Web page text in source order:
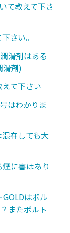
て教えて下さ
さい。
滑剤はある
滑剤)
て下さい
はわかりま
在しても大
に害はあり
はボル
またボルト